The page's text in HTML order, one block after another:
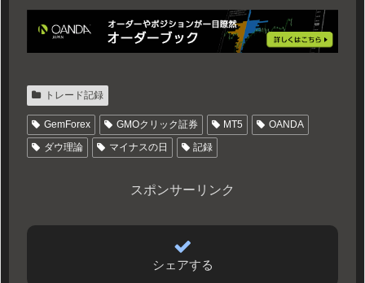
トレード記録
GemForex GMOクリック証券 MT5
OANDA
ダウ理論
マイナスの日 記録
スポンサーリンク
シェアする